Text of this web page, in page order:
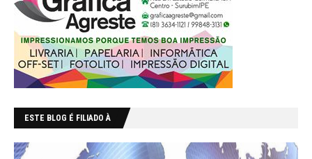
ESTE BLOG É FILIADO À